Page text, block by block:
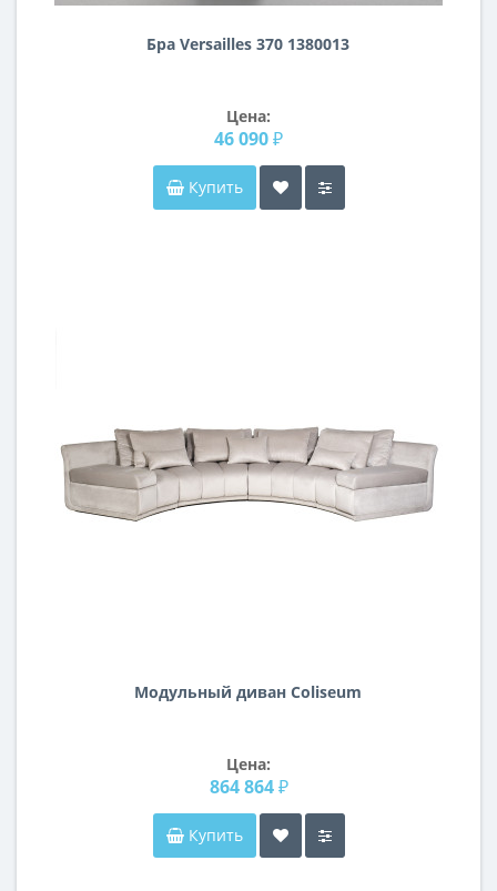
Бра Versailles 370 1380013
Цена:
46 090 ₽
Купить
Модульный диван Coliseum
Цена:
864 864 ₽
Купить